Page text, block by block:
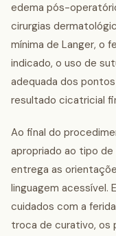
edema pós-
cirurgias
mínima de Langer, o
indicado, o uso de
adequada dos
resultado cicatricial
Ao final do
apropriado ao tipo
entrega as
linguagem acessível.
cuidados com a
troca de curativo, os